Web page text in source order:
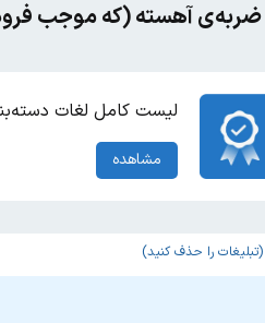
ضربه‌ی آهسته (که موجب
لیست کامل لغات
مشاهده
(تبلیغات را حذف کنید)